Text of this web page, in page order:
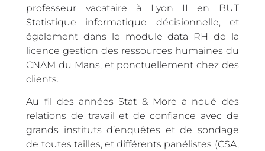
professeur vacataire à Lyon II en BUT
Statistique informatique décisionnelle, et
également dans le module data RH de la
licence gestion des ressources humaines du
CNAM du Mans, et ponctuellement chez des
clients.
Au fil des années Stat & More a noué des
relations de travail et de confiance avec de
grands instituts d’enquêtes et de sondage
de toutes tailles, et différents panélistes (CSA,